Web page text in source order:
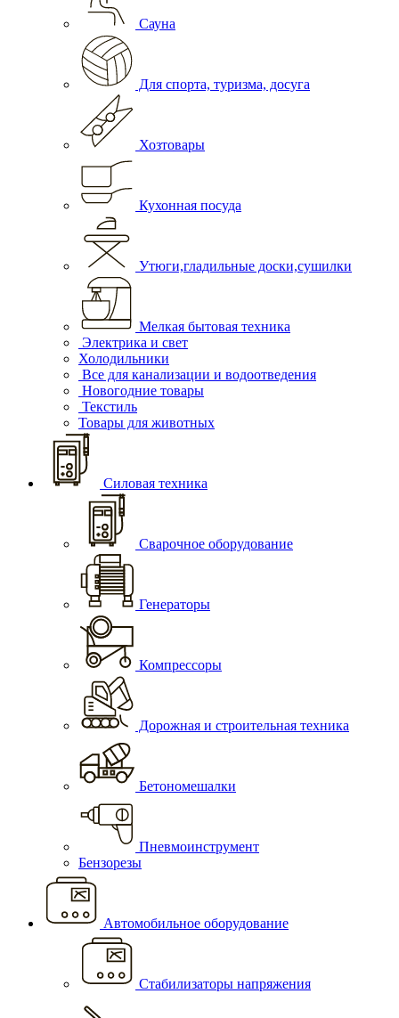
Сауна
Для спорта, туризма, досуга
Хозтовары
Кухонная посуда
Утюги,гладильные доски,сушилки
Мелкая бытовая техника
Электрика и свет
Холодильники
Все для канализации и водоотведения
Новогодние товары
Текстиль
Товары для животных
Силовая техника
Сварочное оборудование
Генераторы
Компрессоры
Дорожная и строительная техника
Бетономешалки
Пневмоинструмент
Бензорезы
Автомобильное оборудование
Стабилизаторы напряжения